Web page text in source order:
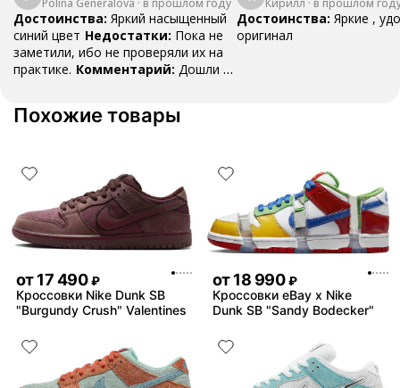
Blue
Достоинства: Яркий насыщенный
синий цвет Недостатки: Пока не
заметили, ибо не проверяли их на
практике. Комментарий: Дошли за
Достоинства: Яркие ,
оригинал
Похожие товары
от17 490 ₽
Кроссовки Nike Dunk SB
"Burgundy Crush" Valentines
от18 990 ₽
Кроссовки eBay x Nike
Dunk SB "Sandy Bodecker"